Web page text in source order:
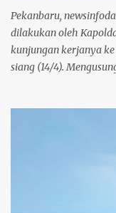
tetapi juga
buku akan memiliki
Pekanbaru,
dilakukan oleh
kunjungan kerjanya
siang (14/4).
dari Mapolres,
jajaran Pemkab Inhu,
Kapolda Riau